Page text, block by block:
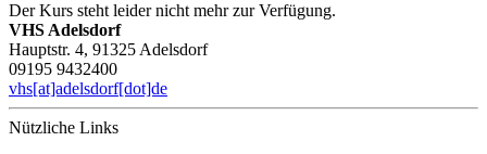
Der Kurs steht leider nicht mehr zur Verfügung.
VHS Adelsdorf
Hauptstr. 4, 91325 Adelsdorf
09195 9432400
vhs[at]adelsdorf[dot]de
Nützliche Links